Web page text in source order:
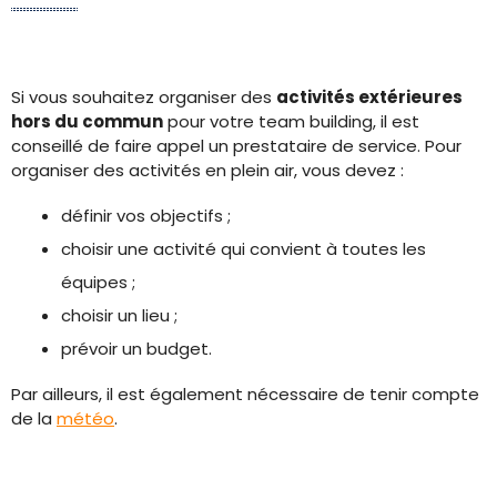
Si vous souhaitez organiser des activités extérieures
hors du communpour votre team building, il est
conseillé de faire appel un prestataire de service. Pour
organiser des activités en plein air, vous devez :
définir vos objectifs ;
choisir une activité qui convient à toutes les
équipes ;
choisir un lieu ;
prévoir un budget.
Par ailleurs, il est également nécessaire de tenir compte
de la météo.